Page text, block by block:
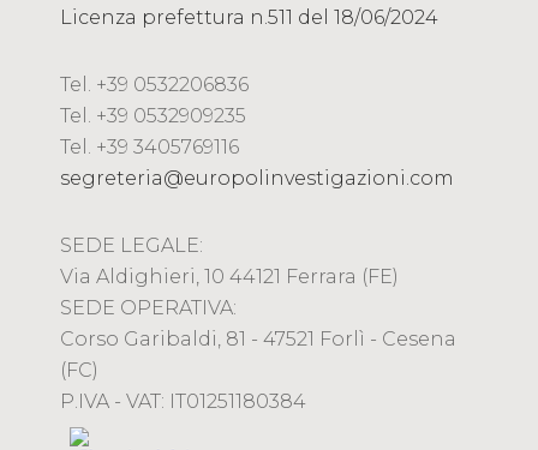
Licenza prefettura n.511 del 18/06/2024
Tel. +39 0532206836
Tel. +39 0532909235
Tel. +39 3405769116
segreteria@europolinvestigazioni.com
SEDE LEGALE:
Via Aldighieri, 10 44121 Ferrara (FE)
SEDE OPERATIVA:
Corso Garibaldi, 81 - 47521 Forlì - Cesena
(FC)
P.IVA - VAT: IT01251180384